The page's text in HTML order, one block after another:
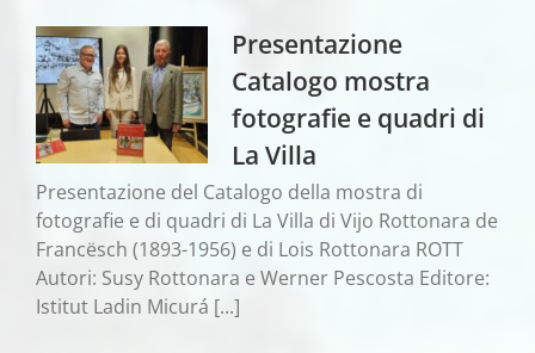
Presentazione
Catalogo mostra
fotografie e quadri di
La Villa
Presentazione del Catalogo della mostra di
fotografie e di quadri di La Villa di Vijo Rottonara de
Francësch (1893-1956) e di Lois Rottonara ROTT
Autori: Susy Rottonara e Werner Pescosta Editore:
Istitut Ladin Micurá [...]